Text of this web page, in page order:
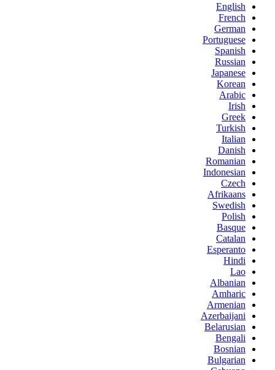
English
French
German
Portuguese
Spanish
Russian
Japanese
Korean
Arabic
Irish
Greek
Turkish
Italian
Danish
Romanian
Indonesian
Czech
Afrikaans
Swedish
Polish
Basque
Catalan
Esperanto
Hindi
Lao
Albanian
Amharic
Armenian
Azerbaijani
Belarusian
Bengali
Bosnian
Bulgarian